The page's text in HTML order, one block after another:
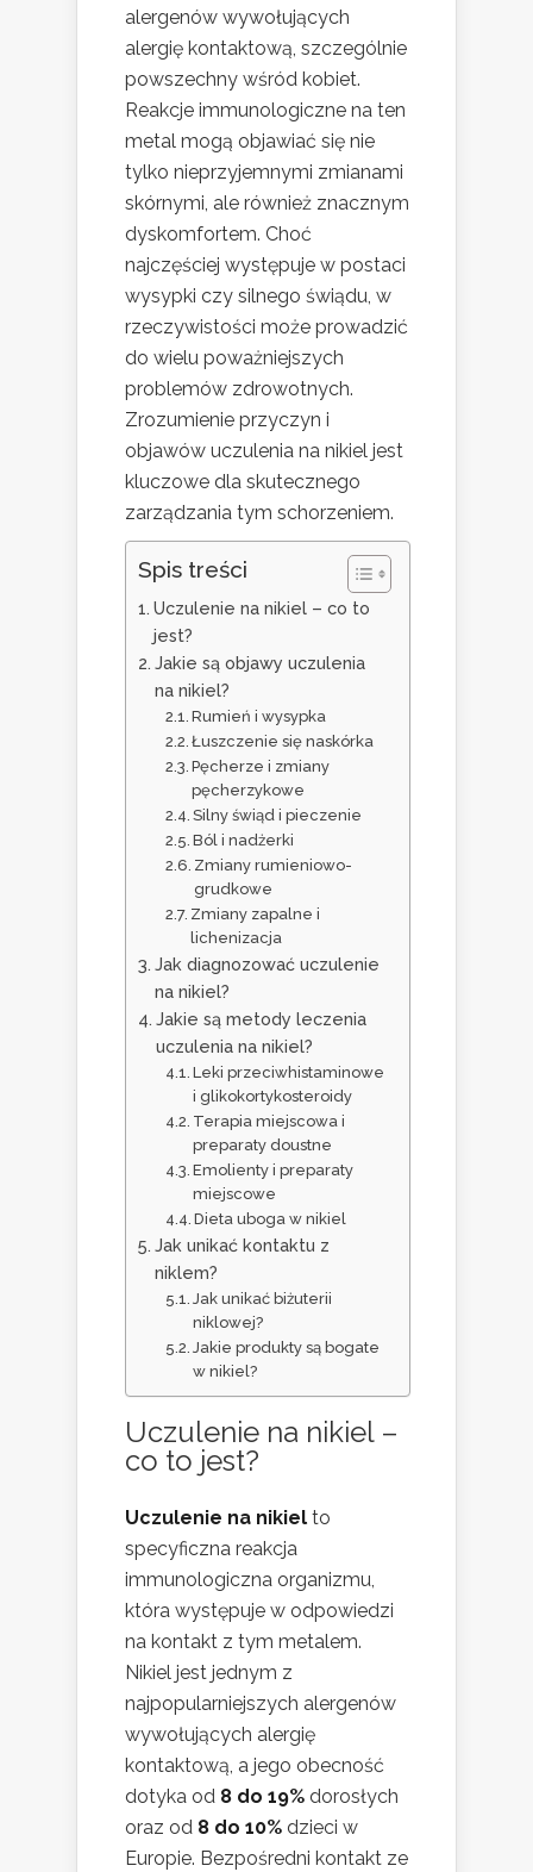
alergenów wywołujących
alergię kontaktową, szczególnie
powszechny wśród kobiet.
Reakcje immunologiczne na ten
metal mogą objawiać się nie
tylko nieprzyjemnymi zmianami
skórnymi, ale również znacznym
dyskomfortem. Choć
najczęściej występuje w postaci
wysypki czy silnego świądu, w
rzeczywistości może prowadzić
do wielu poważniejszych
problemów zdrowotnych.
Zrozumienie przyczyn i
objawów uczulenia na nikiel jest
kluczowe dla skutecznego
zarządzania tym schorzeniem.
Spis treści
Uczulenie na nikiel – co to
jest?
Jakie są objawy uczulenia
na nikiel?
Rumień i wysypka
Łuszczenie się naskórka
Pęcherze i zmiany
pęcherzykowe
Silny świąd i pieczenie
Ból i nadżerki
Zmiany rumieniowo-
grudkowe
Zmiany zapalne i
lichenizacja
Jak diagnozować uczulenie
na nikiel?
Jakie są metody leczenia
uczulenia na nikiel?
Leki przeciwhistaminowe
i glikokortykosteroidy
Terapia miejscowa i
preparaty doustne
Emolienty i preparaty
miejscowe
Dieta uboga w nikiel
Jak unikać kontaktu z
niklem?
Jak unikać biżuterii
niklowej?
Jakie produkty są bogate
w nikiel?
Uczulenie na nikiel –
co to jest?
Uczulenie na nikiel to
specyficzna reakcja
immunologiczna organizmu,
która występuje w odpowiedzi
na kontakt z tym metalem.
Nikiel jest jednym z
najpopularniejszych alergenów
wywołujących alergię
kontaktową, a jego obecność
dotyka od 8 do 19% dorosłych
oraz od 8 do 10% dzieci w
Europie. Bezpośredni kontakt ze